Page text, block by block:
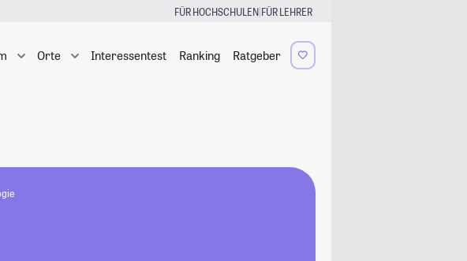
FÜR HOCHSCHULEN|FÜR LEHRER
Orte Interessentest Ranking Ratgeber